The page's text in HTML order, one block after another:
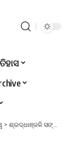
> ଶ୍ରଦ୍ଧାଞ୍ଜଳି ସଙ୍ଗୀତଜ୍ଞ ‘ଶାନ୍ତନୁ ମହାପାତ୍ର’